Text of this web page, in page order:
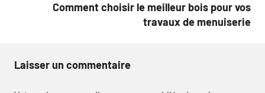
Comment choisir le meilleur bois pour vos
travaux de menuiserie
Laisser un commentaire